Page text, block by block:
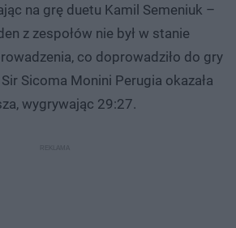
na grę duetu Kamil Semeniuk –
z zespołów nie był w stanie
co doprowadziło do gry
Sicoma Monini Perugia okazała
wygrywając 29:27.